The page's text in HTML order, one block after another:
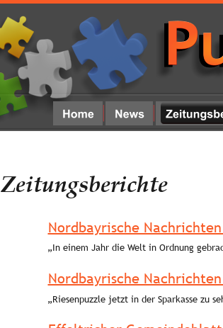
Zeitungsberichte
Nordbayrische
„In einem Jahr die Welt in Ordnung
Nordbayrische
„Riesenpuzzle jetzt in der Sparkasse zu